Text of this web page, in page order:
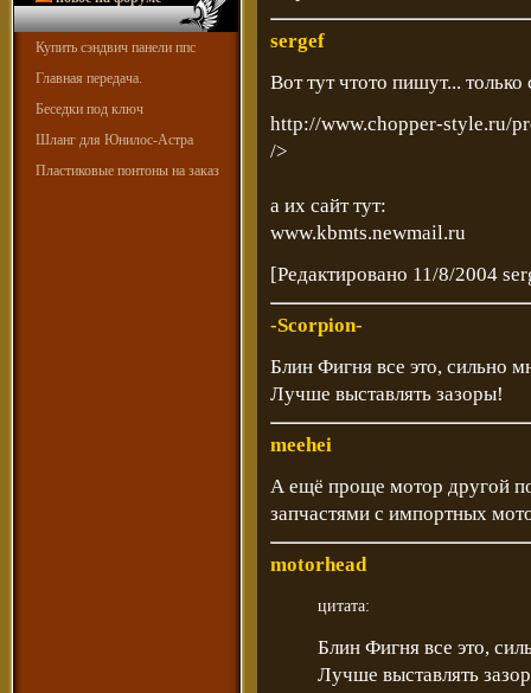
Купить сэндвич панели ппс
Главная передача.
Беседки под ключ
Шланг для Юнилос-Астра
Пластиковые понтоны на заказ
sergef
Вот тут чтото пишут...
http://www.chopper-style.ru/
/>
а их сайт тут:
www.kbmts.newmail.ru
[Редактировано 11/8/2004
-Scorpion-
Блин Фигня все это, сильно
Лучше выставлять зазоры!
meehei
А ещё проще мотор другой
запчастями с импортных
motorhead
цитата:
Блин Фигня все это,
Лучше выставлять